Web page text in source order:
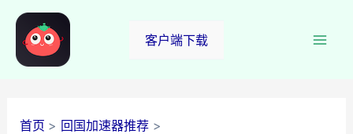
客户端下载
首页
回国加速器推荐